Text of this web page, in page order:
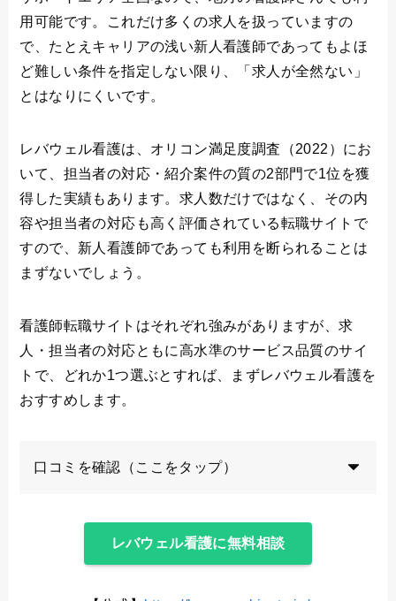
用可能です。これだけ多くの求人を扱っていますの
で、たとえキャリアの浅い新人看護師であってもよほ
ど難しい条件を指定しない限り、「求人が全然ない」
とはなりにくいです。
レバウェル看護は、オリコン満足度調査（2022）にお
いて、担当者の対応・紹介案件の質の2部門で1位を獲
得した実績もあります。求人数だけではなく、その内
容や担当者の対応も高く評価されている転職サイトで
すので、新人看護師であっても利用を断られることは
まずないでしょう。
看護師転職サイトはそれぞれ強みがありますが、求
人・担当者の対応ともに高水準のサービス品質のサイ
トで、どれか1つ選ぶとすれば、まずレバウェル看護を
おすすめします。
口コミを確認（ここをタップ）
レバウェル看護に無料相談